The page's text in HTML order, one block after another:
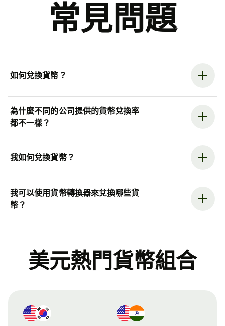
常見問題
如何兌換貨幣？
為什麼不同的公司提供的貨幣兌換率
都不一樣？
我如何兌換貨幣？
我可以使用貨幣轉換器來兌換哪些貨
幣？
美元熱門貨幣組合